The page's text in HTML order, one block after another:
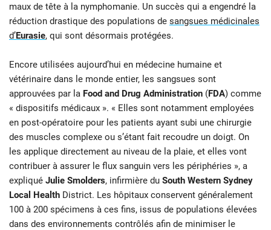
maux de tête à la nymphomanie. Un succès qui a engendré la
réduction drastique des populations de sangsues médicinales
d’Eurasie, qui sont désormais protégées.
Encore utilisées aujourd’hui en médecine humaine et
vétérinaire dans le monde entier, les sangsues sont
approuvées par la Food and Drug Administration (FDA) comme
« dispositifs médicaux ». « Elles sont notamment employées
en post-opératoire pour les patients ayant subi une chirurgie
des muscles complexe ou s’étant fait recoudre un doigt. On
les applique directement au niveau de la plaie, et elles vont
contribuer à assurer le flux sanguin vers les périphéries », a
expliqué Julie Smolders, infirmière du South Western Sydney
Local Health District. Les hôpitaux conservent généralement
100 à 200 spécimens à ces fins, issus de populations élevées
dans des environnements contrôlés afin de minimiser le